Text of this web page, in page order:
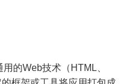
的Web技术（HTML、